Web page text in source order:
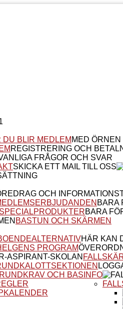
DU BLIR MEDLEM MED
REGISTRERING OCH
FRÅGOR OCH SVAR
SKICKA ETT MAIL TILL OSS
OCH
BARA
SPECIALPRODUKTERBARA
BASTUN OCH SKÄRMEN
HÄR KAN
PROGRAM
OCH BASINFO